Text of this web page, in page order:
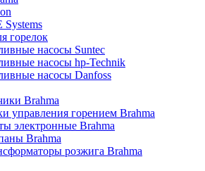
Systems
горелок
насосы Suntec
насосы hp-Technik
насосы Danfoss
Brahma
управления горением Brahma
электронные Brahma
Brahma
розжига Brahma